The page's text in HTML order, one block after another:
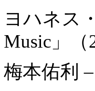
ヨハネス
Music」（
梅本佑利